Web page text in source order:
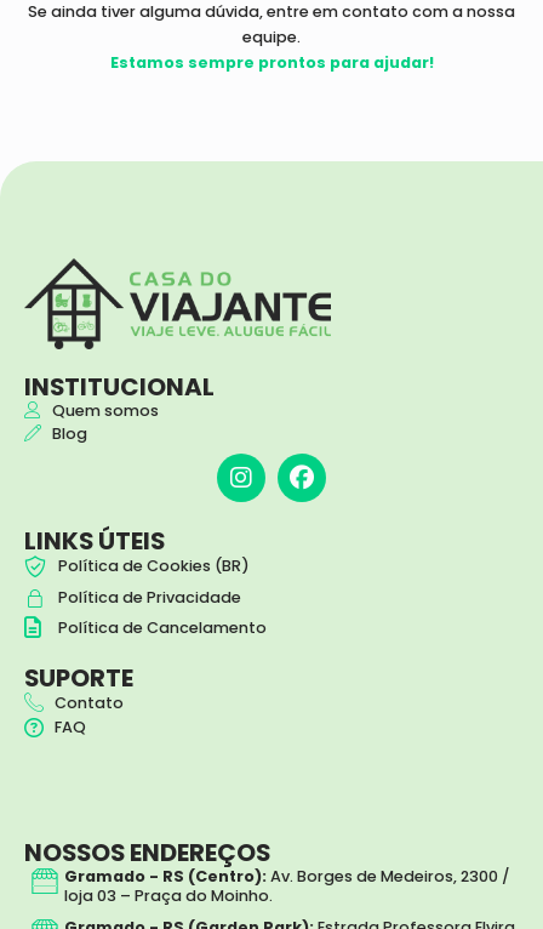
Se ainda tiver alguma dúvida, entre em contato com a nossa
equipe.
Estamos sempre prontos para ajudar!
INSTITUCIONAL
Quem somos
Blog
I
n
s
a
g
r
a
F
a
c
LINKS ÚTEIS
Política de Cookies (BR)
Política de Privacidade
Política de Cancelamento
SUPORTE
Contato
FAQ
NOSSOS ENDEREÇOS
Gramado - RS (Centro): Av. Borges de Medeiros, 2300 /
loja 03 – Praça do Moinho.